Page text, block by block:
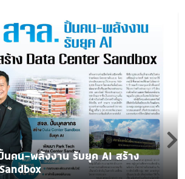
นคน-พลังงาน รับยุค AI สร้าง